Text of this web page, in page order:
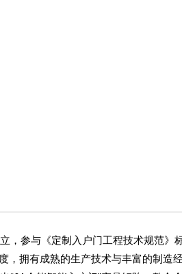
参与《定制入户门工程技术规范》
，拥有成熟的生产技术与丰富的制造